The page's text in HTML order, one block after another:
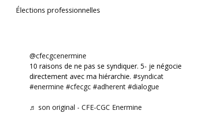
Élections professionnelles
@cfecgcenermine
10 raisons de ne pas se syndiquer. 5- je négocie
directement avec ma hiérarchie. #syndicat
#enermine #cfecgc #adherent #dialogue
♬ son original - CFE-CGC Enermine